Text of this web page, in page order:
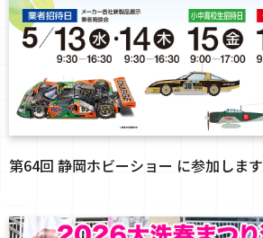
第64回 静岡ホビーショー に参加します